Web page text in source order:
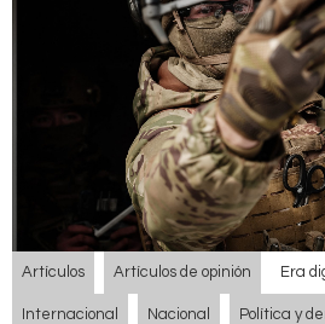
Artículos Artículos de opinión Era
Internacional Nacional Política y